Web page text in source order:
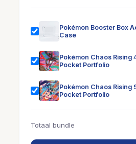
Pokémon Booster Box
Case
Pokémon Chaos Rising
Pocket Portfolio
Pokémon Chaos Rising
Pocket Portfolio
Totaal bundle